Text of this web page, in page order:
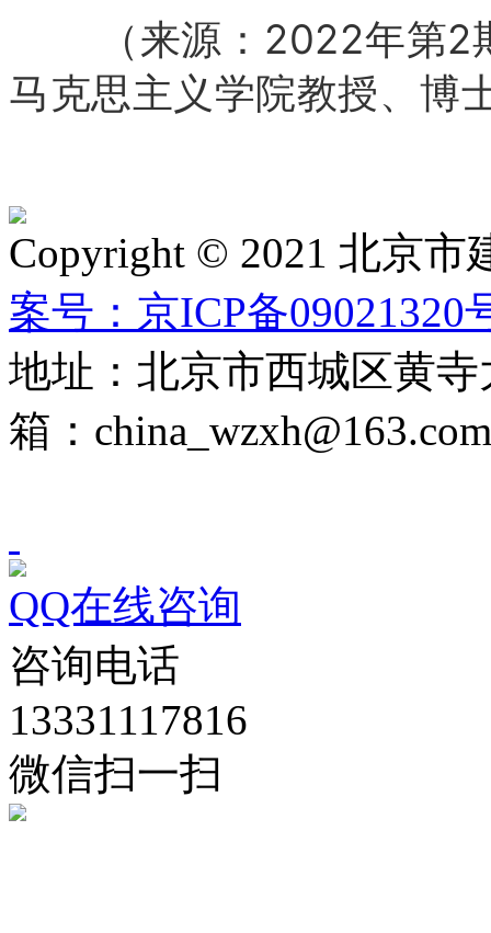
（来源：2022年第
马克思主义学院教授、博
Copyright © 2021 北京
案号：京ICP备09021320
地址：北京市西城区黄
箱：china_wzxh@163.com
QQ在线咨询
咨询电话
13331117816
微信扫一扫